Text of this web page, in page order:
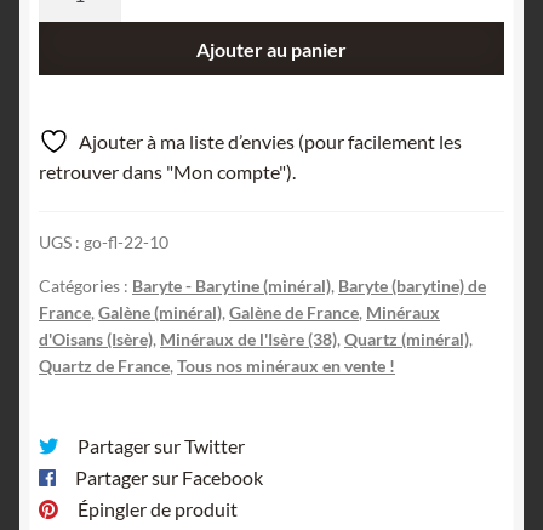
Quartz
et
Barytine,
Alpe
d'Huez,
Oisans,
Isère.
Ajouter au panier
Ajouter à ma liste d’envies (pour facilement les
retrouver dans "Mon compte").
UGS : go-fl-22-10
Catégories : Baryte - Barytine (minéral), Baryte (barytine) de
France, Galène (minéral), Galène de France, Minéraux
d'Oisans (Isère), Minéraux de l'Isère (38), Quartz (minéral),
Quartz de France, Tous nos minéraux en vente !
Partager sur Twitter
Partager sur Facebook
Épingler de produit